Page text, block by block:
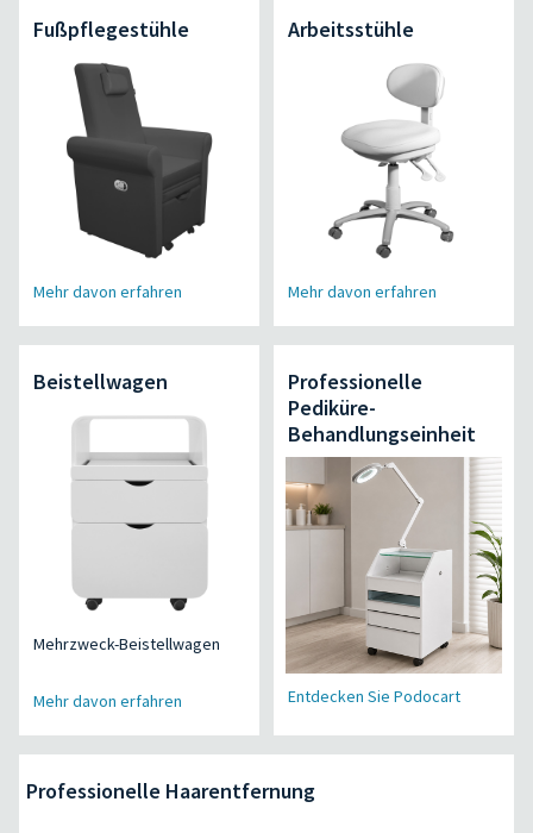
Fußpflegestühle
Mehr davon erfahren
Arbeitsstühle
Mehr davon erfahren
Beistellwagen
Mehrzweck-Beistellwagen
Mehr davon erfahren
Professionelle
Pediküre-
Behandlungseinheit
Entdecken Sie Podocart
Professionelle Haarentfernung